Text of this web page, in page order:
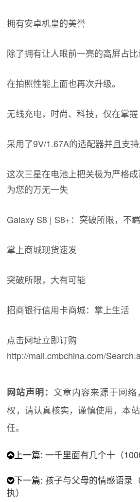
拥有安卓机皇的美誉
除了拥有让人眼前一亮的高屏占
在拍照性能上面也再次升级。
无线充电，时尚、科技，仅在掌握
采用了9V/1.67A的适配器并且支
这次三星在电池上把关极为严格
为您的万无一失
Galaxy S8 | S8+：突破所限，不
掌上商城现货速发
突破所限，大有可能
招商银行信用卡商城：掌上生活
点击网址立即订购
http://mall.cmbchina.com/
网站声明： 文章内容来源于网
权，请认真核实，谨慎使用，本
任。
上一篇:一千里面有几个十（
下一篇:孩子与父母的情感语录
执）